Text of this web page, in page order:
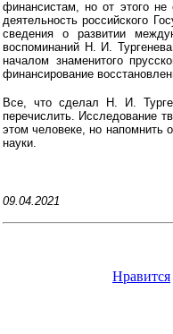
финансистам, но от этого не
деятельность российского
сведения о развитии
воспоминаний Н. И.
началом знаменитого
финансирование
Все, что сделал Н.
И.
перечислить. Исследование
этом человеке, но напомнить
науки.
09.04.2021
Нравится